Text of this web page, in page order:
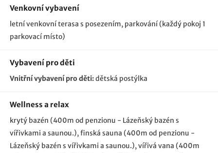
Vybavení pro děti
Vnitřní vybavení pro děti:dětská postýlka
Venkovní vybavení
letní venkovní terasa s posezením parkování (každý pokoj 1
parkovací místo)
Wellness a relax
krytý bazén (400m od penzionu - Lázeňský bazén s
vířivkami a saunou.) finská sauna (400m od penzionu -
Lázeňský bazén s vířivkami a saunou.) vířivá vana (400m